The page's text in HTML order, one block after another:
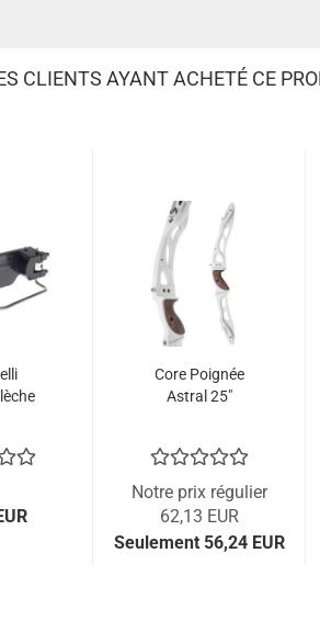
CLIENTS AYANT ACHETÉ CE
Core Poignée
Astral 25"
Notre prix régulier
62,13 EUR
Seulement 56,24 EUR